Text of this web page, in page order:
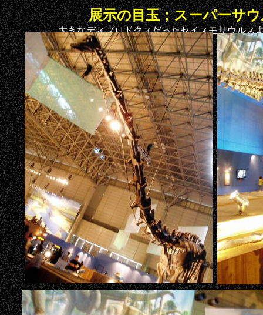
展示の目玉；スーパーサ
大きなディプロドクスだったセイスモサウルス